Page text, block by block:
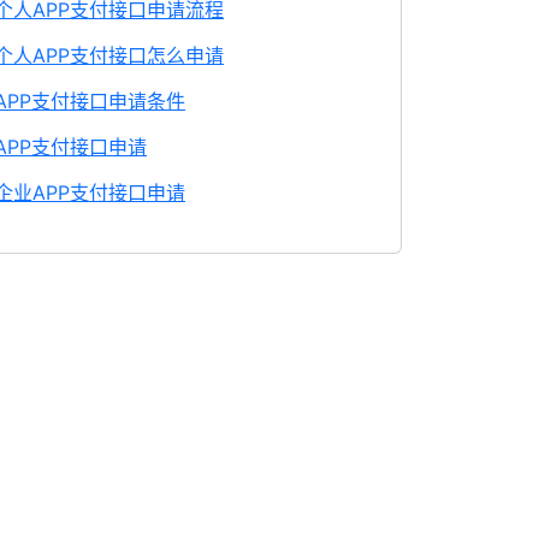
人APP支付接口申请流程
人APP支付接口怎么申请
支付接口申请条件
支付接口申请
业APP支付接口申请